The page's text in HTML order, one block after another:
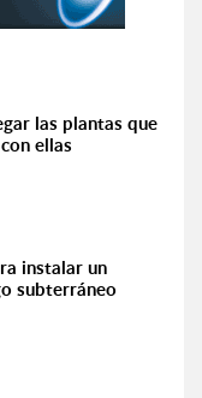
las plantas que
ellas
instalar un
subterráneo